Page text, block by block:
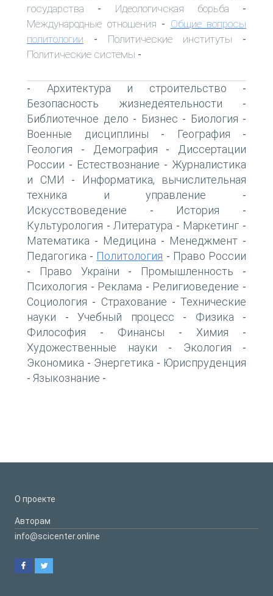
государства - Идеологичская борьба -
Международные отношения - Общие вопросы
политологии - Политические институты -
Политические системы -
- Архитектура и строительство -
Безопасность жизнедеятельности -
Библиотечное дело - Бизнес - Биология -
Военные дисциплины - География -
Геология - Демография -
Диссертации
России - Естествознание - Журналистика
и СМИ -
Информатика, вычислительная
техника и управление -
Искусствоведение - История -
Культурология - Литература - Маркетинг -
Математика - Медицина - Менеджмент -
Педагогика - Политология - Право России
- Право України - Промышленность -
Психология - Реклама - Религиоведение -
Социология - Страхование - Технические
науки - Учебный процесс - Физика -
Философия - Финансы - Химия -
Художественные науки - Экология -
Экономика - Энергетика - Юриспруденция
- Языкознание -
О проекте
Авторам
info@scicenter.online